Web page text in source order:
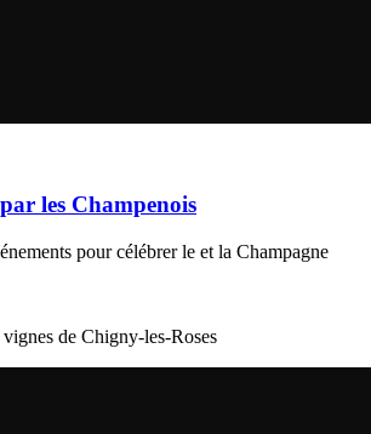
les Champenois
pour célébrer le et la Champagne